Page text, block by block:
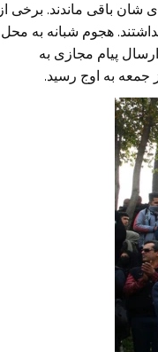
شان باقی ماندند. برخی از
هجوم شبانه به محل
پیام مجازی به
جمعه به اوج رسید.